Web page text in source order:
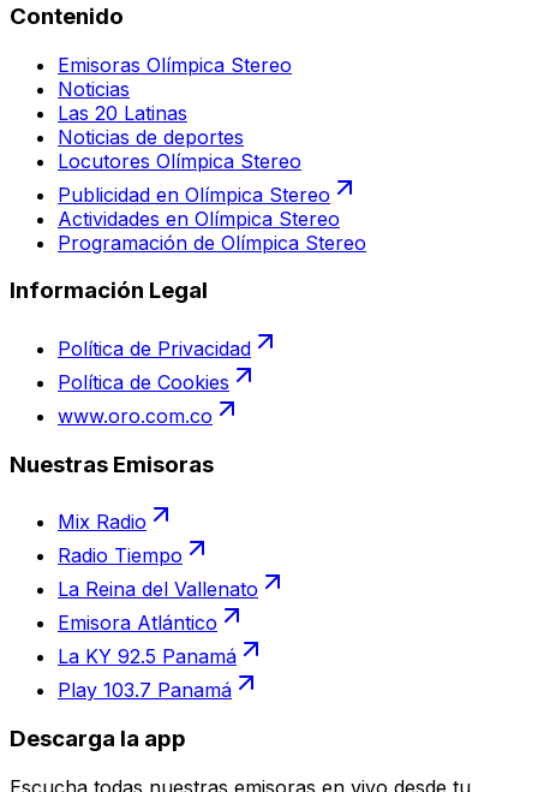
Contenido
Emisoras Olímpica Stereo
Noticias
Las 20 Latinas
Noticias de deportes
Locutores Olímpica Stereo
Publicidad en Olímpica Stereo
Actividades en Olímpica Stereo
Programación de Olímpica Stereo
Información Legal
Política de Privacidad
Política de Cookies
www.oro.com.co
Nuestras Emisoras
Mix Radio
Radio Tiempo
La Reina del Vallenato
Emisora Atlántico
La KY 92.5 Panamá
Play 103.7 Panamá
Descarga la app
Escucha todas nuestras emisoras en vivo desde tu